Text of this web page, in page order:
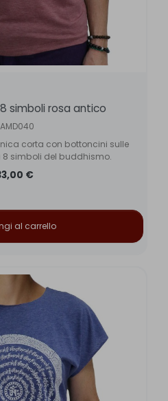
simboli rosa antico
corta con bottoncini sulle
simboli del buddhismo.
€
al carrello